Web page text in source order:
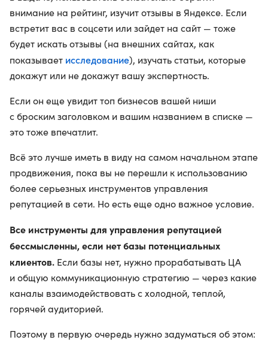
внимание на рейтинг, изучит отзывы в Яндексе. Если
встретит вас в соцсети или зайдет на сайт — тоже
будет искать отзывы (на внешних сайтах, как
показывает исследование), изучать статьи, которые
докажут или не докажут вашу экспертность.
Если он еще увидит топ бизнесов вашей ниши
с броским заголовком и вашим названием в списке —
это тоже впечатлит.
Всё это лучше иметь в виду на самом начальном этапе
продвижения, пока вы не перешли к использованию
более серьезных инструментов управления
репутацией в сети. Но есть еще одно важное условие.
Все инструменты для управления репутацией
бессмысленны, если нет базы потенциальных
клиентов. Если базы нет, нужно прорабатывать ЦА
и общую коммуникационную стратегию — через какие
каналы взаимодействовать с холодной, теплой,
горячей аудиторией.
Поэтому в первую очередь нужно задуматься об этом: